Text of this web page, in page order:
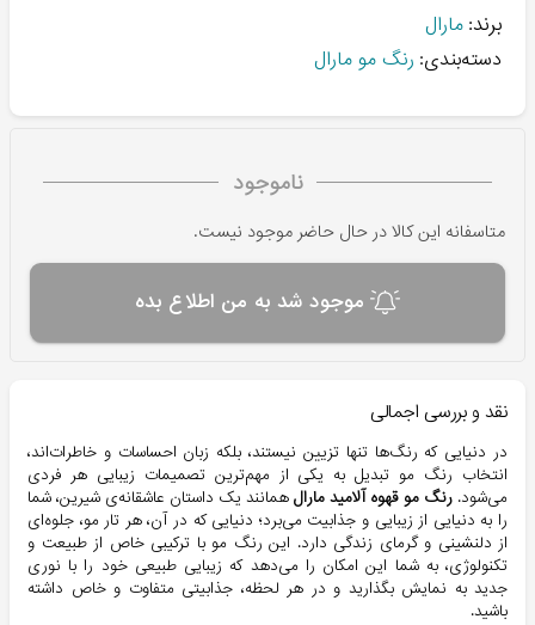
برند: مارال
دسته‌بندی: رنگ مو مارال
ناموجود
متاسفانه این کالا در حال حاضر موجود نیست.
موجود شد به من اطلاع بده
نقد و بررسی اجمالی
در دنیایی که رنگ‌ها تنها تزیین نیستند، بلکه زبان احساسات و خاطرات‌اند،
انتخاب رنگ مو تبدیل به یکی از مهم‌ترین تصمیمات زیبایی هر فردی
می‌شود. رنگ مو قهوه آلامید مارالهمانند یک داستان عاشقانه‌ی شیرین، شما
را به دنیایی از زیبایی و جذابیت می‌برد؛ دنیایی که در آن، هر تار مو، جلوه‌ای
از دلنشینی و گرمای زندگی دارد. این رنگ مو با ترکیبی خاص از طبیعت و
تکنولوژی، به شما این امکان را می‌دهد که زیبایی طبیعی خود را با نوری
جدید به نمایش بگذارید و در هر لحظه، جذابیتی متفاوت و خاص داشته
باشید.